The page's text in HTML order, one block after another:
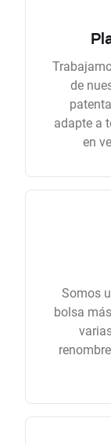
de
adapte a
en
Somos
bolsa